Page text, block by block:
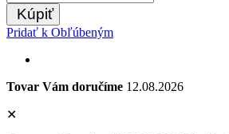
Kúpiť
Pridať k Obľúbeným
Tovar Vám doručíme 12.08.2026
✕